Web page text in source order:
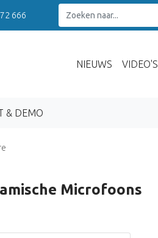
666
NIEUWS VIDEO'S
& DEMO
Microfoons